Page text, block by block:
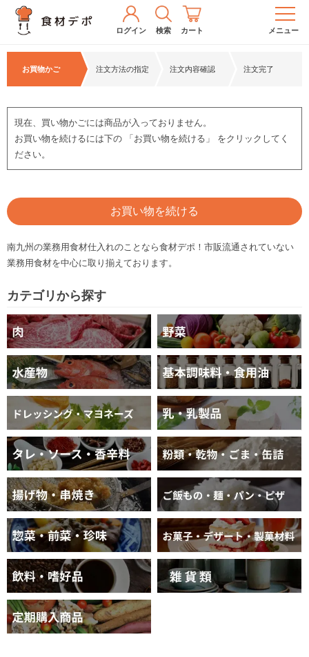
ログイン 検索 カート メニュー
お買物かご 注文方法の指定 注文内容確認 注文完了
現在、買い物かごには商品が入っておりません。
お買い物を続けるには下の 「お買い物を続ける」 をクリックしてく
ださい。
お買い物を続ける
南九州の業務用食材仕入れのことなら食材デポ！市販流通されていない
業務用食材を中心に取り揃えております。
カテゴリから探す